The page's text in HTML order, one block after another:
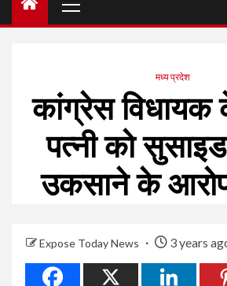
Menu
मध्य प्रदेश
कांग्रेस विधायक
पत्नी को
उकसाने के
Expose Today News 3 years